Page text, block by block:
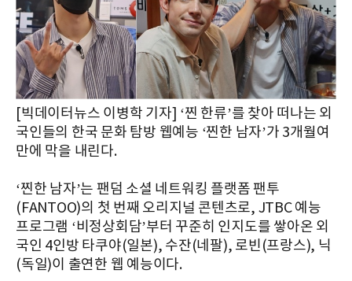
[빅데이터뉴스 이병학 기자] ‘찐 한류’를 찾아 떠나는 외
국인들의 한국 문화 탐방 웹예능 ‘찐한 남자’가 3개월여
만에 막을 내린다.
‘찐한 남자’는 팬덤 소셜 네트워킹 플랫폼 팬투
(FANTOO)의 첫 번째 오리지널 콘텐츠로, JTBC 예능
프로그램 ‘비정상회담’부터 꾸준히 인지도를 쌓아온 외
국인 4인방 타쿠야(일본), 수잔(네팔), 로빈(프랑스), 닉
(독일)이 출연한 웹 예능이다.